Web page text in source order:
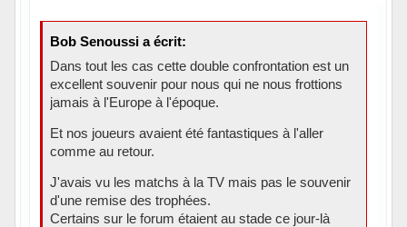
Bob Senoussi a écrit:
Dans tout les cas cette double confrontation est un
excellent souvenir pour nous qui ne nous frottions
jamais à l'Europe à l'époque.
Et nos joueurs avaient été fantastiques à l'aller
comme au retour.
J'avais vu les matchs à la TV mais pas le souvenir
d'une remise des trophées.
Certains sur le forum étaient au stade ce jour-là